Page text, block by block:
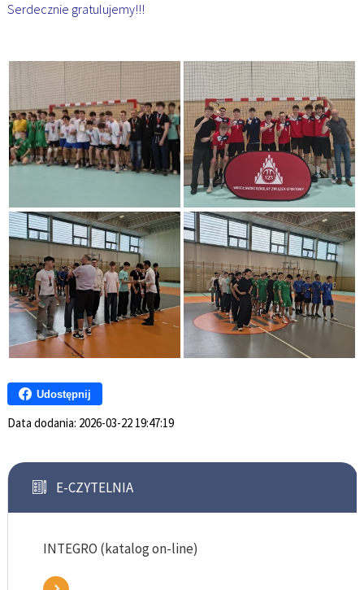
Serdecznie gratulujemy!!!
Udostępnij
Data dodania: 2026-03-22 19:47:19
E-CZYTELNIA
INTEGRO (katalog on-line)